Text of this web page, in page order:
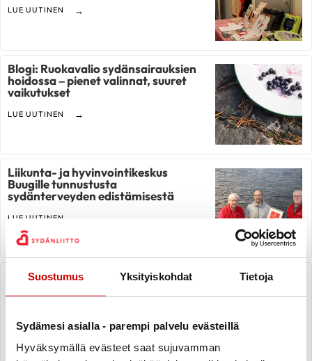
Suostumus Yksityiskohdat Tietoja
Sydämesi asialla - parempi palvelu evästeillä
Hyväksymällä evästeet saat sujuvamman
LUE UUTINEN
Blogi: Ruokavalio sydänsairauksien
hoidossa – pienet valinnat, suuret
vaikutukset
LUE UUTINEN
Liikunta- ja hyvinvointikeskus
Buugille tunnustusta
sydänterveyden edistämisestä
LUE UUTINEN
Saarijärven Seudun Sydänyhdistys
jäsenhankinnasta vuonna 2024
LUE UUTINEN